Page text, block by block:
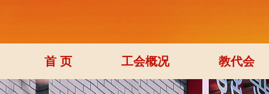
首 页 工会概况 教代会